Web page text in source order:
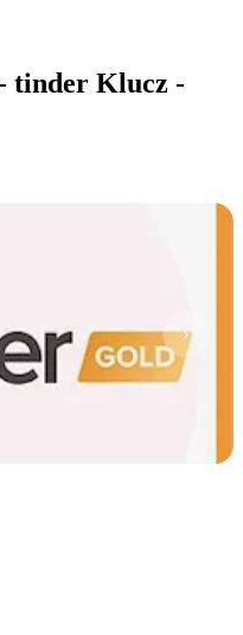
tinder Klucz -